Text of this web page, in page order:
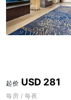
起价 USD 281
每房 / 每夜